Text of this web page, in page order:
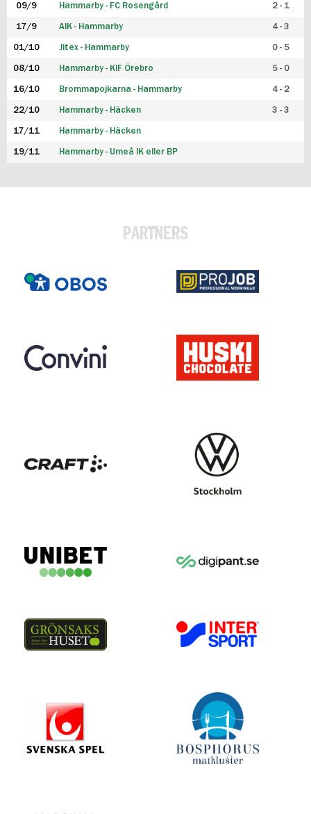
09/9 Hammarby - FC Rosengård 2 - 1
17/9 AIK - Hammarby 4 - 3
01/10 Jitex - Hammarby 0 - 5
08/10 Hammarby - KIF Örebro 5 - 0
16/10 Brommapojkarna - Hammarby 4 - 2
22/10 Hammarby - Häcken 3 - 3
17/11 Hammarby - Häcken
19/11 Hammarby - Umeå IK eller BP
PARTNERS